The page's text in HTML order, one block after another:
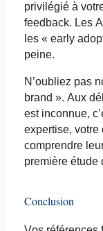
privilégié à
feedback. Les
les « early
peine.
N’oubliez pas
brand ». Aux
est inconnue,
expertise, votre
comprendre
première étude
Conclusion